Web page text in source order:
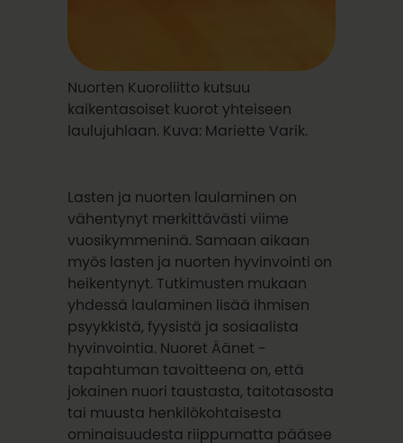
Nuorten Kuoroliitto kutsuu
kaikentasoiset kuorot yhteiseen
laulujuhlaan. Kuva: Mariette Varik.
Lasten ja nuorten laulaminen on
vähentynyt merkittävästi viime
vuosikymmeninä. Samaan aikaan
myös lasten ja nuorten hyvinvointi on
heikentynyt. Tutkimusten mukaan
yhdessä laulaminen lisää ihmisen
psyykkistä, fyysistä ja sosiaalista
hyvinvointia. Nuoret Äänet -
tapahtuman tavoitteena on, että
jokainen nuori taustasta, taitotasosta
tai muusta henkilökohtaisesta
ominaisuudesta riippumatta pääsee